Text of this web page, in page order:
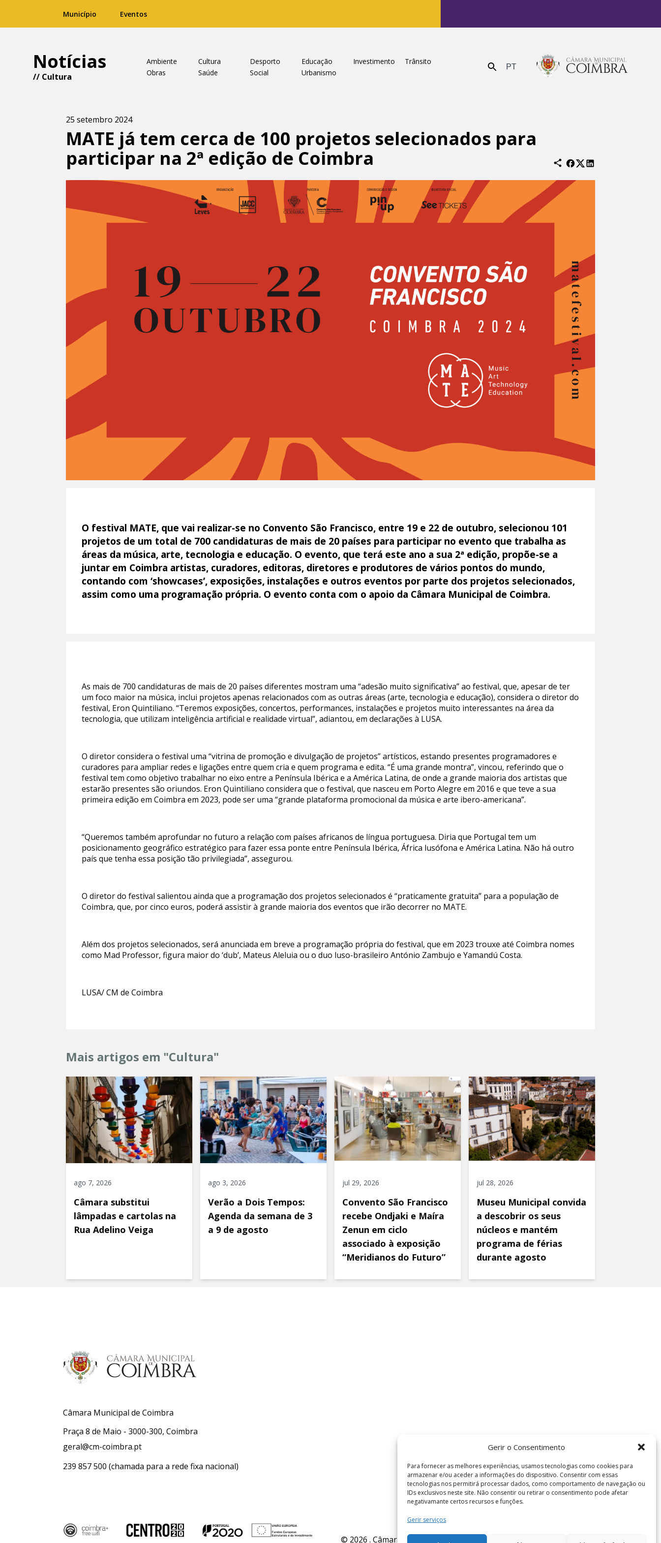
Gerir o Consentimento
Para fornecer as melhores experiências, usamos tecnologias como cookies para
armazenar e/ou aceder a informações do dispositivo. Consentir com essas
tecnologias nos permitirá processar dados, como comportamento de navegação ou
IDs exclusivos neste site. Não consentir ou retirar o consentimento pode afetar
negativamante certos recursos e funções.
Gerir serviços
Município Eventos
Notícias
// Cultura
Ambiente Cultura Desporto Educação Investimento
Trânsito
Obras
Saúde Social Urbanismo Enviar PT
25 setembro 2024
MATE já tem cerca de 100 projetos selecionados para
participar na 2ª edição de Coimbra
O festival MATE, que vai realizar-se no Convento São Francisco, entre 19 e 22 de outubro, selecionou 101
projetos de um total de 700 candidaturas de mais de 20 países para participar no evento que trabalha as
áreas da música, arte, tecnologia e educação. O evento, que terá este ano a sua 2ª edição, propõe-se a
juntar em Coimbra artistas, curadores, editoras, diretores e produtores de vários pontos do mundo,
contando com ‘showcases’, exposições, instalações e outros eventos por parte dos projetos selecionados,
assim como uma programação própria. O evento conta com o apoio da Câmara Municipal de Coimbra.
As mais de 700 candidaturas de mais de 20 países diferentes mostram uma “adesão muito significativa” ao festival, que, apesar de ter
um foco maior na música, inclui projetos apenas relacionados com as outras áreas (arte, tecnologia e educação), considera o diretor do
festival, Eron Quintiliano. “Teremos exposições, concertos, performances, instalações e projetos muito interessantes na área da
tecnologia, que utilizam inteligência artificial e realidade virtual”, adiantou, em declarações à LUSA.
O diretor considera o festival uma “vitrina de promoção e divulgação de projetos” artísticos, estando presentes programadores e
curadores para ampliar redes e ligações entre quem cria e quem programa e edita. “É uma grande montra”, vincou, referindo que o
festival tem como objetivo trabalhar no eixo entre a Península Ibérica e a América Latina, de onde a grande maioria dos artistas que
estarão presentes são oriundos. Eron Quintiliano considera que o festival, que nasceu em Porto Alegre em 2016 e que teve a sua
primeira edição em Coimbra em 2023, pode ser uma “grande plataforma promocional da música e arte ibero-americana”.
“Queremos também aprofundar no futuro a relação com países africanos de língua portuguesa. Diria que Portugal tem um
posicionamento geográfico estratégico para fazer essa ponte entre Península Ibérica, África lusófona e América Latina. Não há outro
país que tenha essa posição tão privilegiada”, assegurou.
O diretor do festival salientou ainda que a programação dos projetos selecionados é “praticamente gratuita” para a população de
Coimbra, que, por cinco euros, poderá assistir à grande maioria dos eventos que irão decorrer no MATE.
Além dos projetos selecionados, será anunciada em breve a programação própria do festival, que em 2023 trouxe até Coimbra nomes
como Mad Professor, figura maior do ‘dub’, Mateus Aleluia ou o duo luso-brasileiro António Zambujo e Yamandú Costa.
LUSA/ CM de Coimbra
Mais artigos em "Cultura"
ago 7, 2026
Câmara substitui
lâmpadas e cartolas na
Rua Adelino Veiga
ago 3, 2026
Verão a Dois Tempos:
Agenda da semana de 3
a 9 de agosto
jul 29, 2026
Convento São Francisco
recebe Ondjaki e Maíra
Zenun em ciclo
associado à exposição
“Meridianos do Futuro”
jul 28, 2026
Museu Municipal convida
a descobrir os seus
núcleos e mantém
programa de férias
durante agosto
Câmara Municipal de Coimbra
Praça 8 de Maio - 3000-300, Coimbra
geral@cm-coimbra.pt
239 857 500 (chamada para a rede fixa nacional)
© 2026 . Câmara Municipal de Coimbra . Todos os direitos reservados.